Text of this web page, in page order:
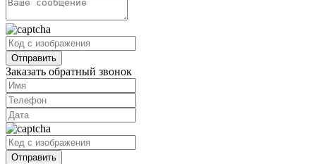
Заказать обратный звонок